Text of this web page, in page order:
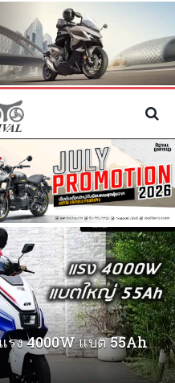
รง 4000W แบต 55Ah
ร์ตมิดไซส์ลูกเมียหลวง
แสน
ไฟฟ้า เท่ และสเป็ก
ร์ต ที่ได้ทั้งถนน และ
เพชฌฆาต บิ๊กสกู๊ตเตอร์
Edition 2026 นี่คือ
เอที ตัวแรง เครื่องจ่า
องแจ่ม
สปอร์ตบิ๊กไบค์ตัว